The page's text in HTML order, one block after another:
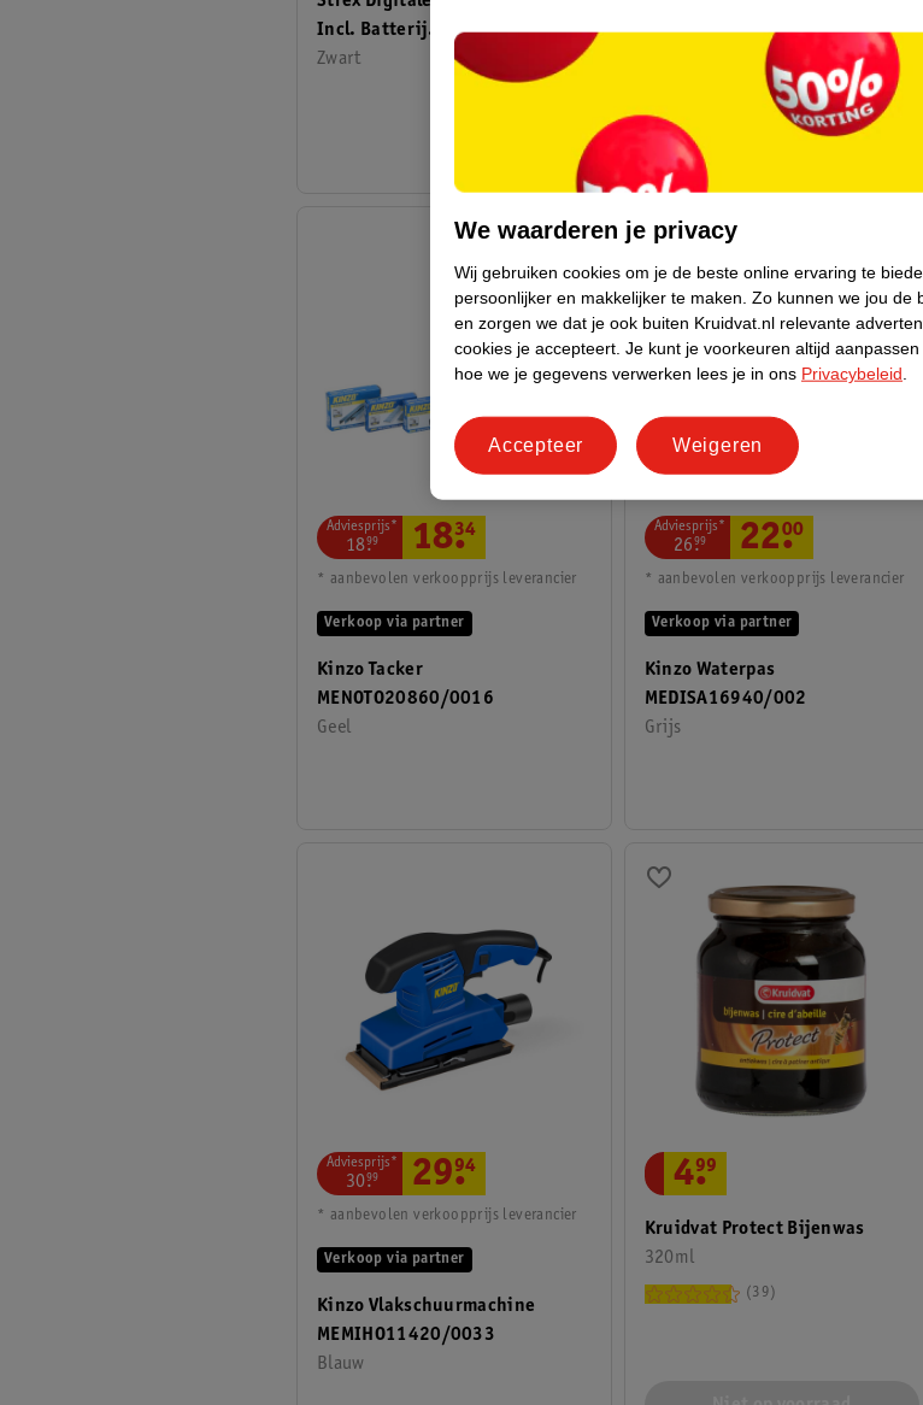
Incl. Batterij. Klemtangen &
Opberghoes
Zwart
BLACK+DECKER Steekwagen
MENOTO22780/0038
Kinzo Tacker
MENOTO20860/0016
Geel
Verkoop via partner
Adviesprijs*
18.
99 18.
34
* aanbevolen verkoopprijs leverancier
Kinzo Waterpas
MEDISA16940/002
Grijs
Verkoop via partner
Adviesprijs*
26.
99 22.
00
* aanbevolen verkoopprijs leverancier
Kinzo Vlakschuurmachine
MEMIHO11420/0033
Blauw
Verkoop via partner
Adviesprijs*
30.
99 29.
94
* aanbevolen verkoopprijs leverancier
Kruidvat Protect Bijenwas
320ml
4.
99
39
We waarderen je privacy
Wij gebruiken cookies om je de beste online ervaring te
persoonlijker en makkelijker te maken. Zo kunnen we jou de
en zorgen we dat je ook buiten Kruidvat.nl relevante
cookies je accepteert. Je kunt je voorkeuren altijd aanpassen
hoe we je gegevens verwerken lees je in ons Privacybeleid
Weigeren
Accepteer